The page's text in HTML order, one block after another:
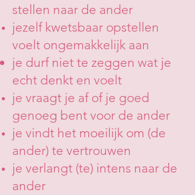
stellen naar de ander
jezelf kwetsbaar opstellen
voelt ongemakkelijk aan
je durf niet te zeggen wat je
echt denkt en voelt
je vraagt je af of je goed
genoeg bent voor de ander
je vindt het moeilijk om (de
ander) te vertrouwen
je verlangt (te) intens naar de
ander